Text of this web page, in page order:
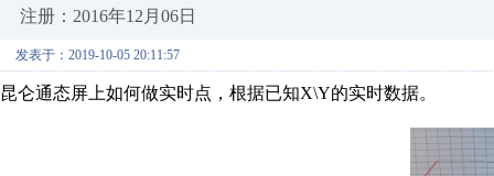
注册：2016年12月06日
发表于：2019-10-05 20:11:57
昆仑通态屏上如何做实时点，根据已知X\Y的实时数据。